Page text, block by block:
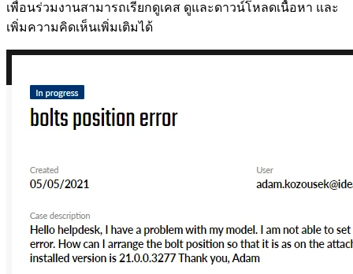
เพื่อนร่วมงานสามารถเรียกดูเคส ดูและดาวน์โหลดเนื้อหา และ
เพิ่มความคิดเห็นเพิ่มเติมได้